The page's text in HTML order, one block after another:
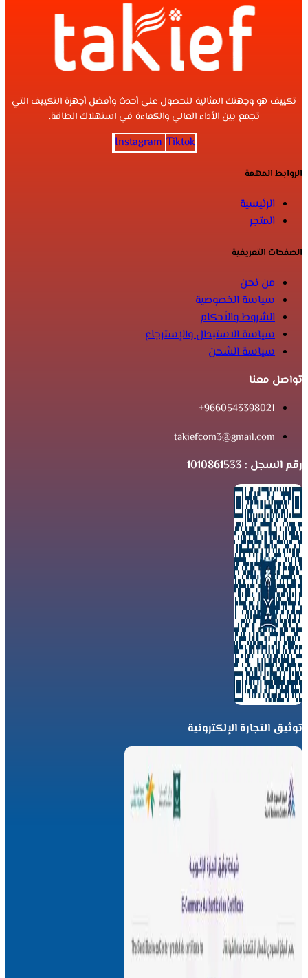
تكييف هو وجهتك المثالية للحصول على أحدث وأفضل أجهزة التكييف التي
تجمع بين الأداء العالي والكفاءة في استهلاك الطاقة.
Instagram Tiktok
الروابط المهمة
الرئيسية
المتجر
الصفحات التعريفية
من نحن
سياسة الخصوصية
الشروط والأحكام
سياسة الاستبدال والإسترجاع
سياسة الشحن
تواصل معنا
9660543398021+
takiefcom3@gmail.com
رقم السجل : 1010861533
توثيق التجارة الإلكترونية